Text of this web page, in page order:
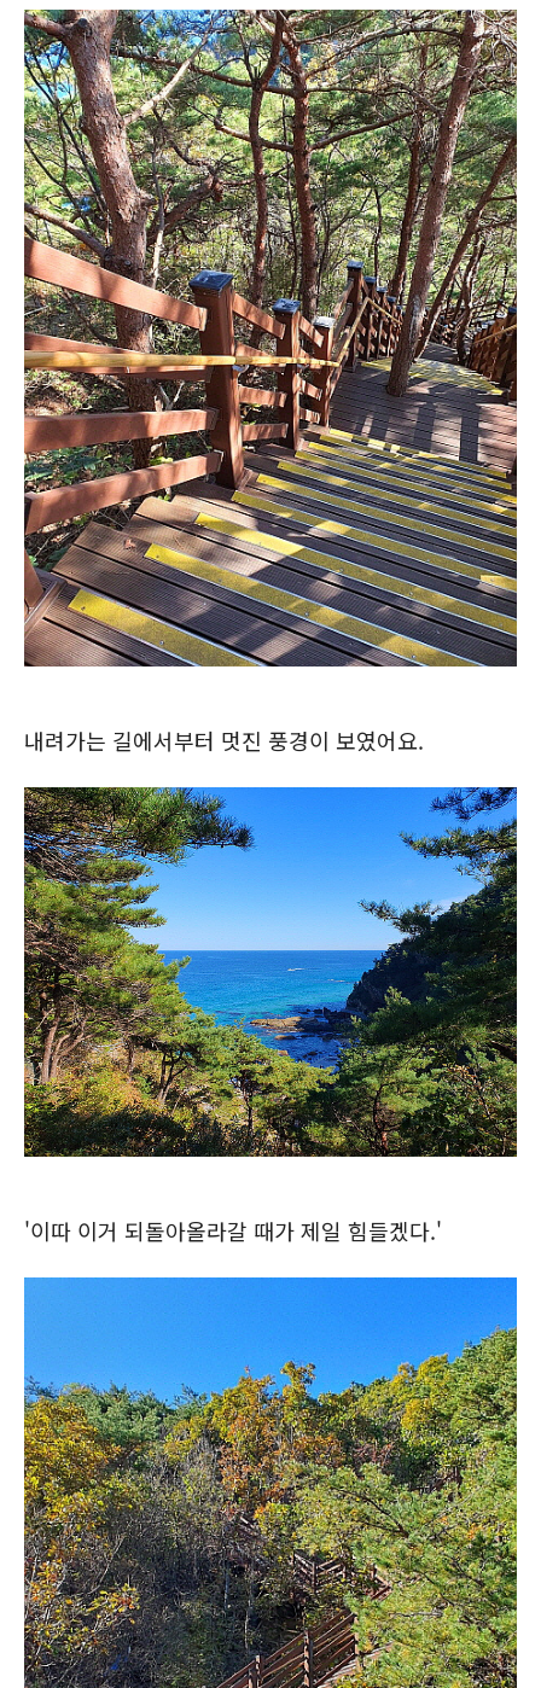
내려가는 길에서부터 멋진 풍경이 보였어요.
'이따 이거 되돌아올라갈 때가 제일 힘들겠다.'